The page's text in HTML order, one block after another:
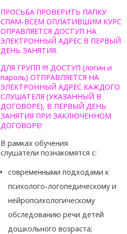
ПРОСЬБА ПРОВЕРИТЬ ПАПКУ
СПАМ-ВСЕМ ОПЛАТИВШИМ КУРС
ОПРАВЛЯЕТСЯ ДОСТУП НА
ЭЛЕКТРОННЫЙ АДРЕС В ПЕРВЫЙ
ДЕНЬ ЗАНЯТИЯ.
ДЛЯ ГРУПП !!!! ДОСТУП (логин и
пароль) ОТПРАВЛЯЕТСЯ НА
ЭЛЕКТРОННЫЙ АДРЕС КАЖДОГО
СЛУШАТЕЛЯ (УКАЗАННЫЙ В
ДОГОВОРЕ), В ПЕРВЫЙ ДЕНЬ
ЗАНЯТИЯ ПРИ ЗАКЛЮЧЕННОМ
ДОГОВОРЕ!
В рамках обучения
слушатели познакомятся с:
современными подходами к
психолого-логопедическому и
нейропсихологическому
обследованию речи детей
дошкольного возраста;